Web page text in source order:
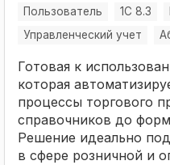
Пользователь
1С 8.3
Управленческий учет
Готовая к
которая
процессы торгового
справочников до
Решение идеально
в сфере розничной и